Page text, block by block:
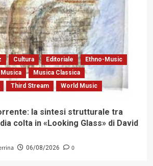
Cultura Editoriale
Ethno-Music
Musica
Musica Classica
Third Stream World Music
la sintesi strutturale tra
colta in «Looking Glass» di David
06/08/2026 0